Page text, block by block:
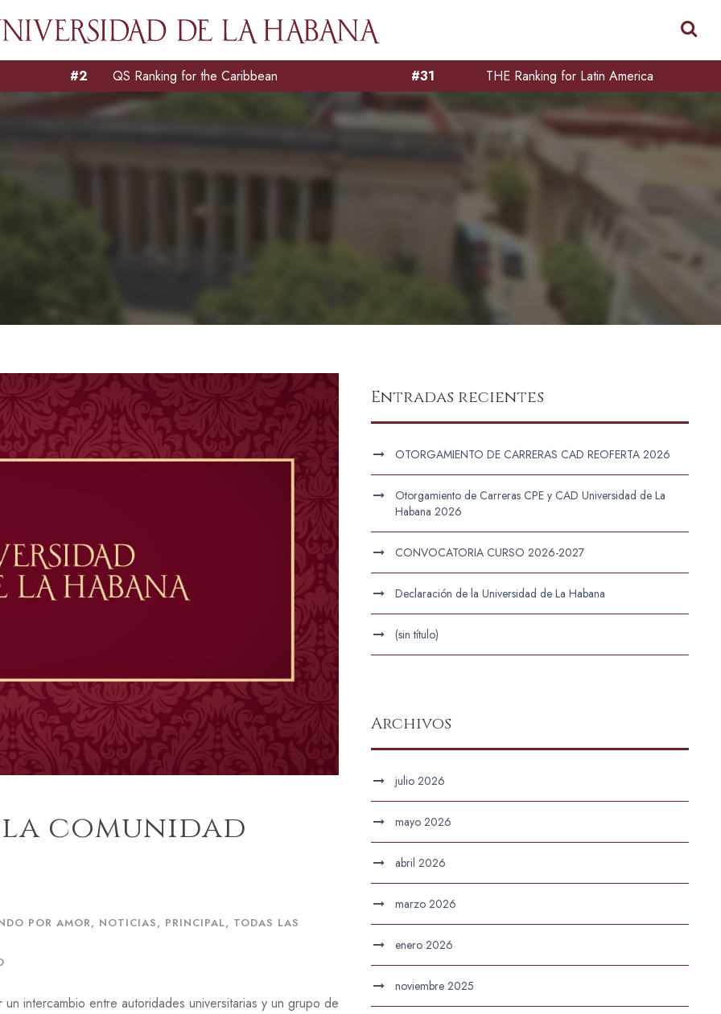
QS Ranking for the Caribbean THE Ranking for Latin America
#2 #31
comunidad
POR AMOR, NOTICIAS, PRINCIPAL, TODAS LAS
intercambio entre autoridades universitarias y un grupo de
Entradas recientes
OTORGAMIENTO DE CARRERAS CAD REOFERTA 2026
Otorgamiento de Carreras CPE y CAD Universidad de La
Habana 2026
CONVOCATORIA CURSO 2026-2027
Declaración de la Universidad de La Habana
(sin título)
Archivos
julio 2026
mayo 2026
abril 2026
marzo 2026
enero 2026
noviembre 2025